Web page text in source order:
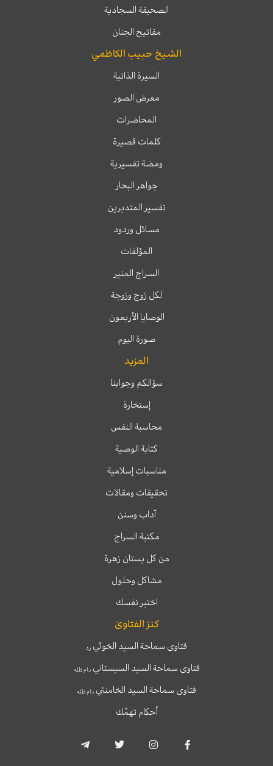
الصحيفة السجادية
مفاتيح الجنان
الشيخ حبيب الكاظمي
السيرة الذاتية
معرض الصور
المحاضرات
كلمات قصيرة
ومضة تفسيرية
جواهر البحار
تفسير المتدبرين
مسائل وردود
المؤلفات
السراج المنير
لكل زوج وزوجة
الوصايا الأربعون
صورة اليوم
المزيد
سؤالكم وجوابنا
إستخارة
محاسبة النفس
كتابة الوصية
مناسبات إسلامية
تحقيقات ومقالات
آداب وسنن
مكتبة السراج
من كل بستان زهرة
مشاكل وحلول
اختبر نفسك
كنز الفتاوىٰ
فتاوى سماحة السيد الخوئيره
فتاوى سماحة السيد السيستانيدام ظله
فتاوى سماحة السيد الخامنئي دام ظله
أحكام تهمّك
c
s
i
l